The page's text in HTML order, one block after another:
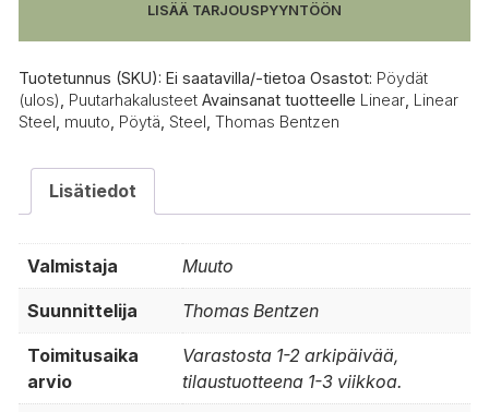
määrä
LISÄÄ TARJOUSPYYNTÖÖN
Tuotetunnus (SKU): Ei saatavilla/-tietoa Osastot: Pöydät
(ulos)
Puutarhakalusteet Avainsanat tuotteelle Linear Linear
Steel muuto Pöytä Steel Thomas Bentzen
Lisätiedot
Valmistaja Muuto
Suunnittelija Thomas Bentzen
Toimitusaika
arvio
Varastosta 1-2 arkipäivää,
tilaustuotteena 1-3 viikkoa.